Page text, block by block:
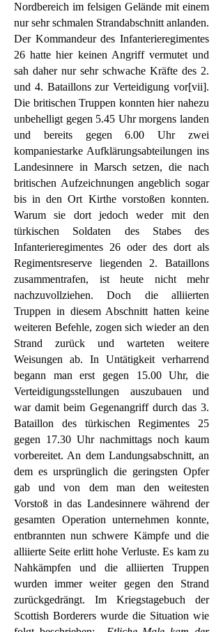
Nordbereich im felsigen Gelände mit einem
nur sehr schmalen Strandabschnitt anlanden.
Der Kommandeur des Infanterieregimentes
26 hatte hier keinen Angriff vermutet und
sah daher nur sehr schwache Kräfte des 2.
und 4. Bataillons zur Verteidigung vor[vii].
Die britischen Truppen konnten hier nahezu
unbehelligt gegen 5.45 Uhr morgens landen
und bereits gegen 6.00 Uhr zwei
kompaniestarke Aufklärungsabteilungen ins
Landesinnere in Marsch setzen, die nach
britischen Aufzeichnungen angeblich sogar
bis in den Ort Kirthe vorstoßen konnten.
Warum sie dort jedoch weder mit den
türkischen Soldaten des Stabes des
Infanterieregimentes 26 oder des dort als
Regimentsreserve liegenden 2. Bataillons
zusammentrafen, ist heute nicht mehr
nachzuvollziehen. Doch die alliierten
Truppen in diesem Abschnitt hatten keine
weiteren Befehle, zogen sich wieder an den
Strand zurück und warteten weitere
Weisungen ab. In Untätigkeit verharrend
begann man erst gegen 15.00 Uhr, die
Verteidigungsstellungen auszubauen und
war damit beim Gegenangriff durch das 3.
Bataillon des türkischen Regimentes 25
gegen 17.30 Uhr nachmittags noch kaum
vorbereitet. An dem Landungsabschnitt, an
dem es ursprünglich die geringsten Opfer
gab und von dem man den weitesten
Vorstoß in das Landesinnere während der
gesamten Operation unternehmen konnte,
entbrannten nun schwere Kämpfe und die
alliierte Seite erlitt hohe Verluste. Es kam zu
Nahkämpfen und die alliierten Truppen
wurden immer weiter gegen den Strand
zurückgedrängt. Im Kriegstagebuch der
Scottish Borderers wurde die Situation wie